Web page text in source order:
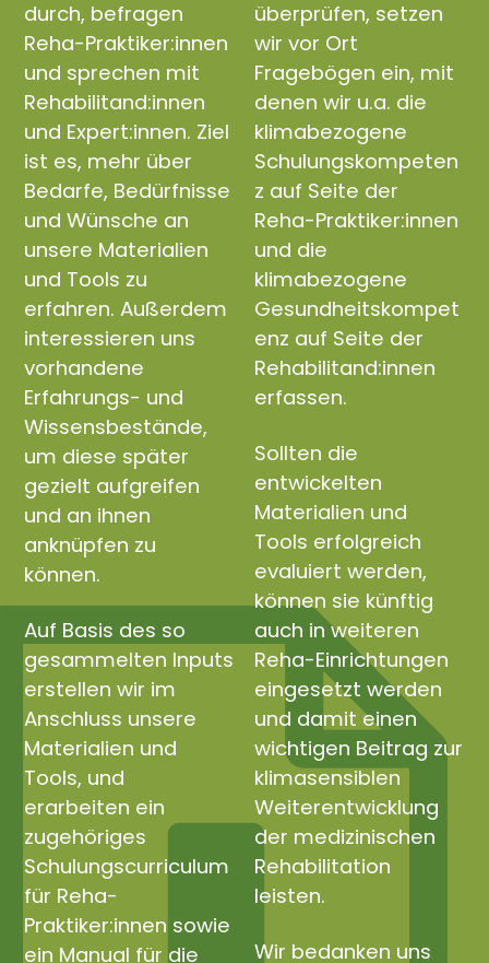
durch, befragen
Reha-Praktiker:innen
und sprechen mit
Rehabilitand:innen
und Expert:innen. Ziel
ist es, mehr über
Bedarfe, Bedürfnisse
und Wünsche an
unsere Materialien
und Tools zu
erfahren. Außerdem
interessieren uns
vorhandene
Erfahrungs- und
Wissensbestände,
um diese später
gezielt aufgreifen
und an ihnen
anknüpfen zu
können.
Auf Basis des so
gesammelten Inputs
erstellen wir im
Anschluss unsere
Materialien und
Tools, und
erarbeiten ein
zugehöriges
Schulungscurriculum
für Reha-
Praktiker:innen sowie
ein Manual für die
überprüfen, setzen
wir vor Ort
Fragebögen ein, mit
denen wir u.a. die
klimabezogene
Schulungskompeten
z auf Seite der
Reha-Praktiker:innen
und die
klimabezogene
Gesundheitskompet
enz auf Seite der
Rehabilitand:innen
erfassen.
Sollten die
entwickelten
Materialien und
Tools erfolgreich
evaluiert werden,
können sie künftig
auch in weiteren
Reha-Einrichtungen
eingesetzt werden
und damit einen
wichtigen Beitrag zur
klimasensiblen
Weiterentwicklung
der medizinischen
Rehabilitation
leisten.
Wir bedanken uns